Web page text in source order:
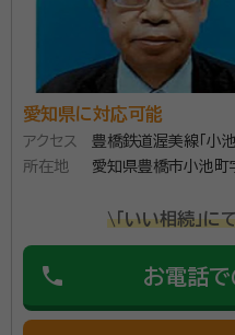
程に待に合うよう調整します。と
また、堅苦しくなく話しやすい方で
契約後の感想
成立後の日程や書類等の流れと
ご相談は、相続手続カウ
ほぼすべての手続き（一
資格等：
愛知県に対応可能
アクセス
豊橋鉄道渥美線「小
所在地
愛知県豊橋市小池町
\「いい相続」に
phone お電話